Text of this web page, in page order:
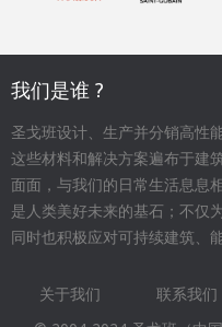
我们是谁 ?
圣戈班设计、生产并分销高性
这些材料和解决方案遍布于建
面面，与我们的日常生活息息
是人类美好未来的基石；不仅
同时也积极应对可持续建筑、
Footer
关于我们 联系我们